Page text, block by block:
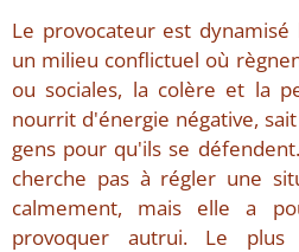
Le provocateur est
un milieu conflictuel où
ou sociales, la colère et la
nourrit d'énergie négative,
gens pour qu'ils se
cherche pas à régler une
calmement, mais elle a
provoquer autrui. Le plus